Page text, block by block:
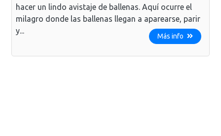
hacer un lindo avistaje de ballenas. Aquí ocurre el
milagro donde las ballenas llegan a aparearse, parir
y...
Más info